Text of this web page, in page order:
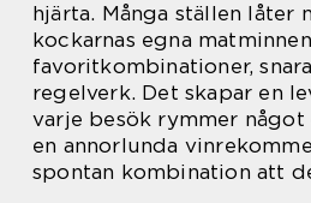
hjärta. Många ställen låter
kockarnas egna
favoritkombinationer,
regelverk. Det skapar en
varje besök rymmer något
en annorlunda
spontan kombination att